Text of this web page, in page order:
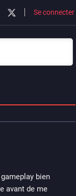
Se connecter
bien
avant de me